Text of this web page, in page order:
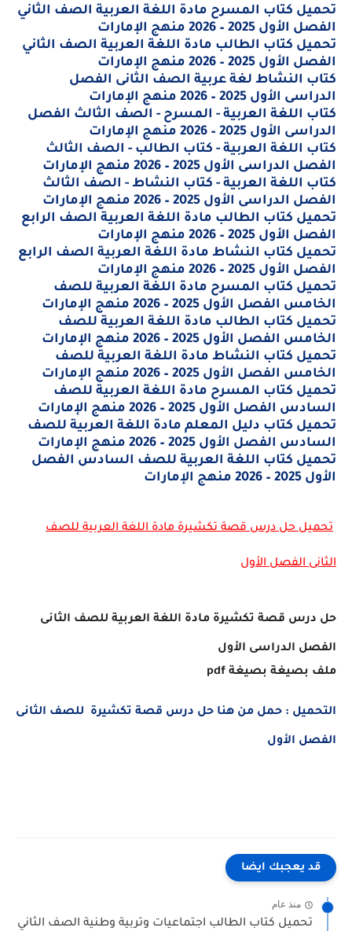
تحميل كتاب المسرح مادة اللغة العربية الصف الثاني
الفصل الأول 2025 – 2026 منهج الإمارات
تحميل كتاب الطالب مادة اللغة العربية الصف الثاني
الفصل الأول 2025 – 2026 منهج الإمارات
كتاب النشاط لغة عربية الصف الثانى الفصل
الدراسى الأول 2025 – 2026 منهج الإمارات
كتاب اللغة العربية - المسرح - الصف الثالث الفصل
الدراسى الأول 2025 – 2026 منهج الإمارات
كتاب اللغة العربية - كتاب الطالب - الصف الثالث
الفصل الدراسى الأول 2025 – 2026 منهج الإمارات
كتاب اللغة العربية - كتاب النشاط - الصف الثالث
الفصل الدراسى الأول 2025 – 2026 منهج الإمارات
تحميل كتاب الطالب مادة اللغة العربية الصف الرابع
الفصل الأول 2025 – 2026 منهج الإمارات
تحميل كتاب النشاط مادة اللغة العربية الصف الرابع
الفصل الأول 2025 – 2026 منهج الإمارات
تحميل كتاب المسرح مادة اللغة العربية للصف
الخامس الفصل الأول 2025 – 2026 منهج الإمارات
تحميل كتاب الطالب مادة اللغة العربية للصف
الخامس الفصل الأول 2025 – 2026 منهج الإمارات
تحميل كتاب النشاط مادة اللغة العربية للصف
الخامس الفصل الأول 2025 – 2026 منهج الإمارات
تحميل كتاب المسرح مادة اللغة العربية للصف
السادس الفصل الأول 2025 – 2026 منهج الإمارات
تحميل كتاب دليل المعلم مادة اللغة العربية للصف
السادس الفصل الأول 2025 – 2026 منهج الإمارات
تحميل كتاب اللغة العربية للصف السادس الفصل
الأول 2025 – 2026 منهج الإمارات
تحميل حل درس قصة تكشيرة مادة اللغة العربية للصف
الثانى الفصل الأول
حل درس قصة تكشيرة مادة اللغة العربية للصف الثانى
الفصل الدراسى الأول
ملف بصيغة بصيغة pdf
التحميل : حمل من هنا حل درس قصة تكشيرة للصف الثانى
الفصل الأول
قد يعجبك ايضا
منذ عام
تحميل كتاب الطالب اجتماعيات وتربية وطنية الصف الثاني